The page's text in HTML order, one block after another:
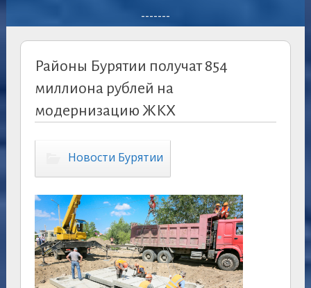
-------
Районы Бурятии получат 854
миллиона рублей на
модернизацию ЖКХ
Новости Бурятии